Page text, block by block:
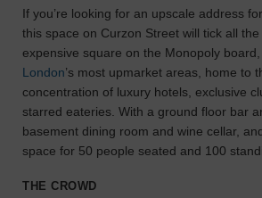
À
la
recherche
d'un
particulier
?
Utilisez
moteur
If you’re looking for an upscale address
this space on Curzon Street will tick all
expensive square on the Monopoly
London’s most upmarket areas, home to
concentration of luxury hotels, exclusive
starred eateries. With a ground floor bar
basement dining room and wine cellar,
space for 50 people seated and 100
THE CROWD